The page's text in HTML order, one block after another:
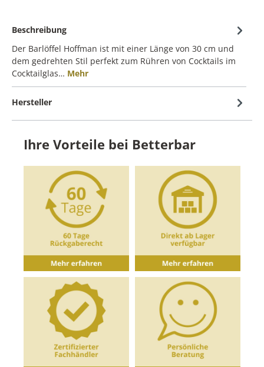
Beschreibung
Der Barlöffel Hoffman ist mit einer Länge von 30 cm und
dem gedrehten Stil perfekt zum Rühren von Cocktails im
Cocktailglas… Mehr
Hersteller
Ihre Vorteile bei Betterbar